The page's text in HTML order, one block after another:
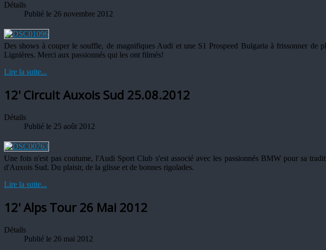
Détails
Publié le 26 novembre 2012
Des shows à couper le souffle, de magnifiques Audi et une S1 Prospeed Bulgaria à frissonner
Lignières. Merci aux passionnés qui les ont filmés!
Lire la suite...
12' Circuit Auxois Sud 25.08.2012
Détails
Publié le 25 août 2012
Une fois n'est pas coutume, l'Audi Sport Club s'est associé avec les passionnés BMW pour sa
d'Auxois Sud. Du plaisir, de la glisse et de bonnes rigolades.
Lire la suite...
12' Alps Tour 26 Mai 2012
Détails
Publié le 26 mai 2012